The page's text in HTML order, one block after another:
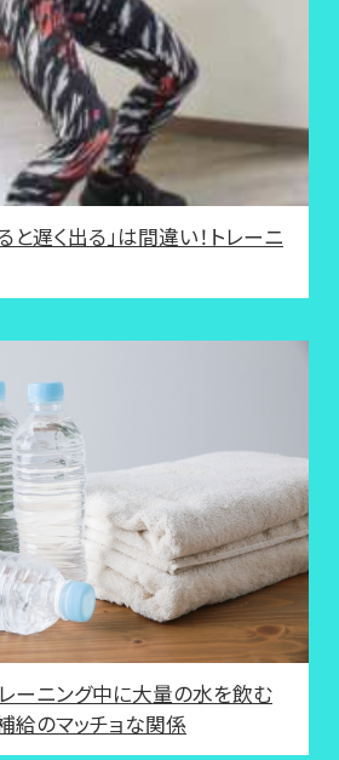
と遅く出る」は間違い！トレーニ
ーニング中に大量の水を飲む
給のマッチョな関係